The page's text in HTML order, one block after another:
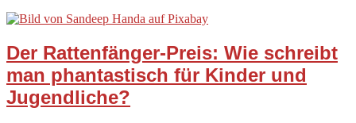
Der Rattenfänger-Preis: Wie schreibt
man phantastisch für Kinder und
Jugendliche?